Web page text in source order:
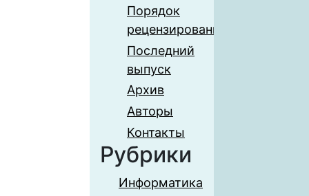
Порядок
рецензирования
Последний
выпуск
Архив
Авторы
Контакты
Рубрики
Информатика